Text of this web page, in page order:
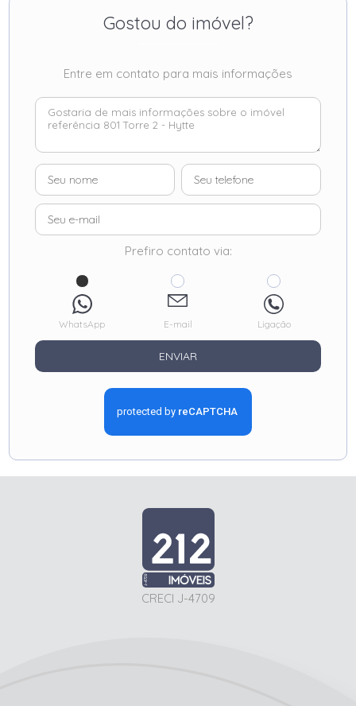
Gostou do imóvel?
Entre em contato para mais informações
Prefiro contato via:
WhatsApp E-mail Ligação
ENVIAR
CRECI J-4709